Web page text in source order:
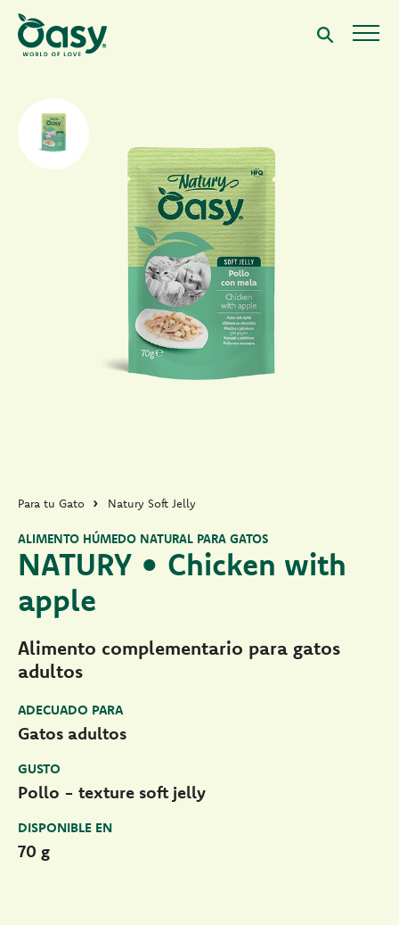
Para tu Gato Natury Soft Jelly
NATURY • Chicken with
apple
ALIMENTO HÚMEDO NATURAL PARA GATOS
Alimento complementario para gatos
adultos
ADECUADO PARA
Gatos adultos
GUSTO
Pollo - texture soft jelly
DISPONIBLE EN
70 g